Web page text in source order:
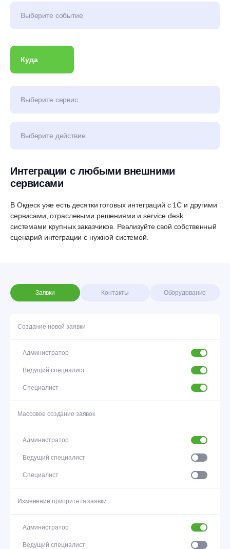
Выберите событие
Куда
Выберите сервис
Выберите действие
Интеграции с любыми внешними
сервисами
В Окдеск уже есть десятки готовых интеграций с 1C и другими
сервисами, отраслевыми решениями и service desk
системами крупных заказчиков. Реализуйте свой собственный
сценарий интеграции с нужной системой.
Заявки Контакты Оборудование
Создание новой заявки
Администратор
Ведущий специалист
Специалист
Массовое создание заявок
Администратор
Ведущий специалист
Специалист
Изменение приоритета заявки
Администратор
Ведущий специалист